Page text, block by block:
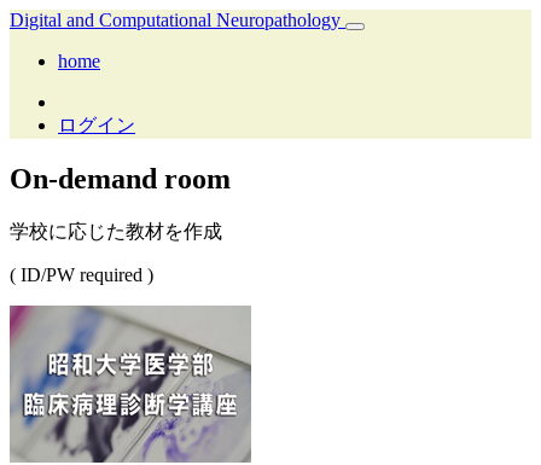
Digital and Computational Neuropathology
home
ログイン
On-demand room
学校に応じた教材を作成
( ID/PW required )